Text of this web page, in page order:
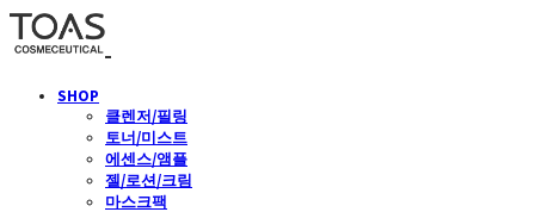
SHOP
클렌저/필링
토너/미스트
에센스/앰플
젤/로션/크림
마스크팩